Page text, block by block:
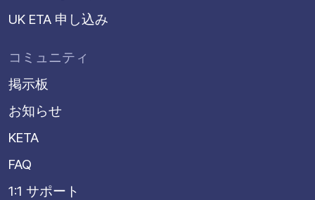
UK ETA 申し込み
コミュニティ
掲示板
お知らせ
KETA
FAQ
1:1 サポート